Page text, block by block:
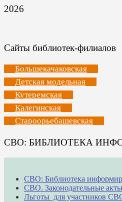
2026
Сайты библиотек-филиалов
Большекачаковская
Детская модельная
Кутеремская
Калегинская
Староорьебашевская
СВО: БИБЛИОТЕКА
СВО: Библиотека
СВО. Законодательные акты
Льготы для участников